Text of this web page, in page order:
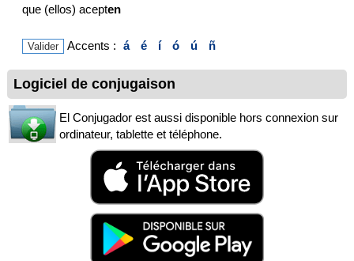
que (ellos) acepten
Accents : á é í ó ú ñ
Logiciel de conjugaison
El Conjugador est aussi disponible hors connexion sur
ordinateur, tablette et téléphone.